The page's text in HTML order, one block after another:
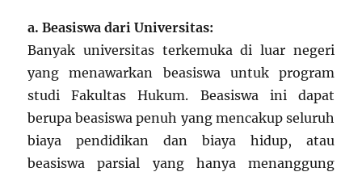
a. Beasiswa dari Universitas:
Banyak universitas terkemuka di luar negeri
yang menawarkan beasiswa untuk program
studi Fakultas Hukum. Beasiswa ini dapat
berupa beasiswa penuh yang mencakup seluruh
biaya pendidikan dan biaya hidup, atau
beasiswa parsial yang hanya menanggung